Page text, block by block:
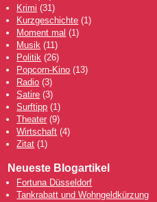
Krimi (31)
Kurzgeschichte (1)
Moment mal (1)
Musik (11)
Politik (26)
Popcorn-Kino (13)
Radio (3)
Satire (3)
Surftipp (1)
Theater (9)
Wirtschaft (4)
Zitat (1)
Neueste Blogartikel
Fortuna Düsseldorf
Tankrabatt und Wohngeldkürzung